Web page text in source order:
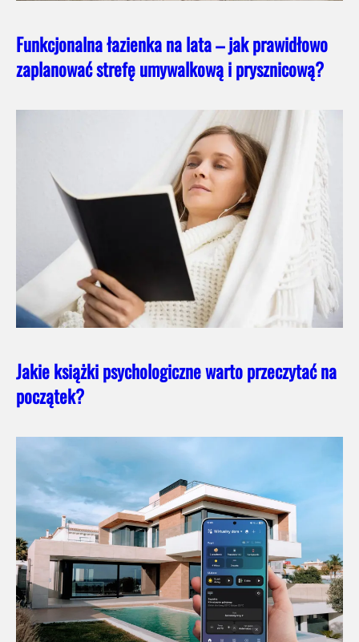
Funkcjonalna łazienka na lata – jak prawidłowo
zaplanować strefę umywalkową i prysznicową?
Jakie książki psychologiczne warto przeczytać na
początek?